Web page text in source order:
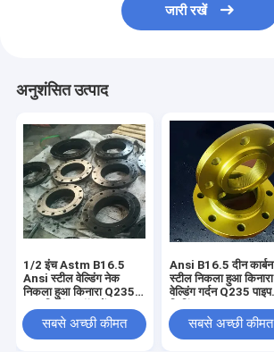
जारी रखें
अनुशंसित उत्पाद
1/2 इंच Astm B16.5
Ansi स्टील वेल्डिंग नेक
निकला हुआ किनारा Q235
सबसे अच्छी कीमत
Ansi B16.5 दीन कार्बन
स्टील निकला हुआ किनारा
वेल्डिंग गर्दन Q235 पाइप
सबसे अच्छी कीमत